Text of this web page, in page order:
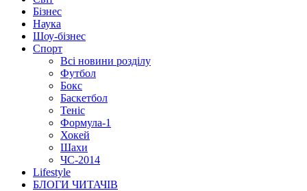
Бізнес
Наука
Шоу-бізнес
Спорт
Всі новини розділу
Футбол
Бокс
Баскетбол
Теніс
Формула-1
Хокей
Шахи
ЧС-2014
Lifestyle
БЛОГИ ЧИТАЧІВ